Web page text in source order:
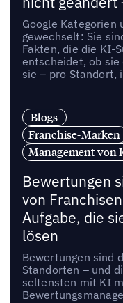
Google
gewechselt: Sie
Fakten, die die KI-
entscheidet, ob
sie – pro Standort,
Blogs
Franchise-Marken
Management von
Bewertungen
von
Aufgabe, die
lösen
Bewertungen sind
Standorten – und
seltensten mit KI